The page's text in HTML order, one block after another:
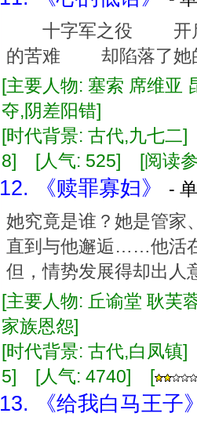
十字军之役 开启
的苦难 却陷落了她
[主要人物: 塞索 席维
夺,阴差阳错]
[时代背景: 古代,九七
8] [人气: 525] [阅读参
12. 《赎罪寡妇》
-
她究竟是谁？她是管家
直到与他邂逅……他活
但，情势发展得却出
[主要人物: 丘谕堂 耿
家族恩怨]
[时代背景: 古代,白凤
5] [人气: 4740] [
13. 《给我白马王子